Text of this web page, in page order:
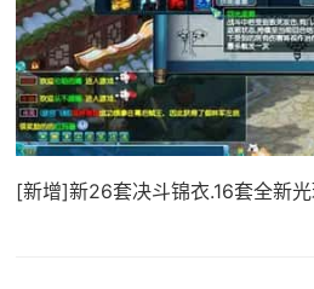
[新增]新26套决斗锦衣.16套全新